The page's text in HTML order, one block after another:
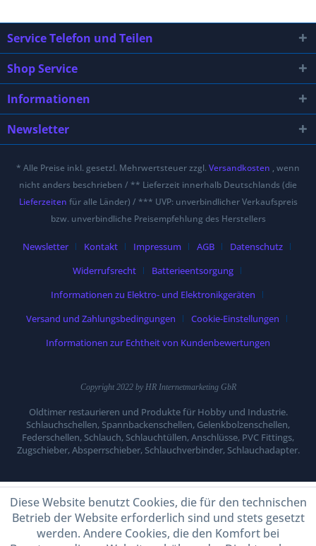
Service Telefon und Teilen
Shop Service
Informationen
Newsletter
* Alle Preise inkl. gesetzl. Mehrwertsteuer zzgl. Versandkosten , wenn
nicht anders beschrieben / ** Lieferzeit innerhalb Deutschlands (die
Lieferzeiten für alle Länder) / *** UVP: unverbindlicher Verkaufspreis
bzw. unverbindliche Preisempfehlung des Herstellers
Newsletter Kontakt Impressum AGB
Datenschutz
Widerrufsrecht
Batterieentsorgung
Informationen zu Elektro- und Elektronikgeräten
Versand und Zahlungsbedingungen
Cookie-Einstellungen
Informationen zur Echtheit von Kundenbewertungen
Copyright 2022 by HR Internetmarketing GbR
Oldtimer restaurieren und Produkte für Hobby und Industrie.
Schlauchschellen, Spannbackenschellen, Gelenkbolzenschellen,
Federschellen, Schlauch, Schlauchtüllen, Anschlüsse, PVC Fittings,
Zugschieber, Absperrschieber, Schlauchverbinder, Schlauchadapter.
Diese Website benutzt Cookies, die für den technischen
Betrieb der Website erforderlich sind und stets gesetzt
werden. Andere Cookies, die den Komfort bei